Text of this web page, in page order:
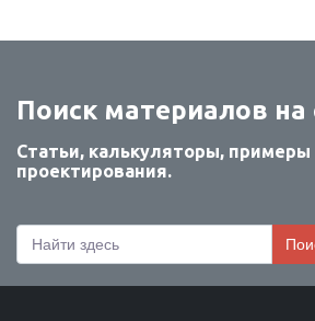
Поиск материалов на
Статьи, калькуляторы, примеры
проектирования.